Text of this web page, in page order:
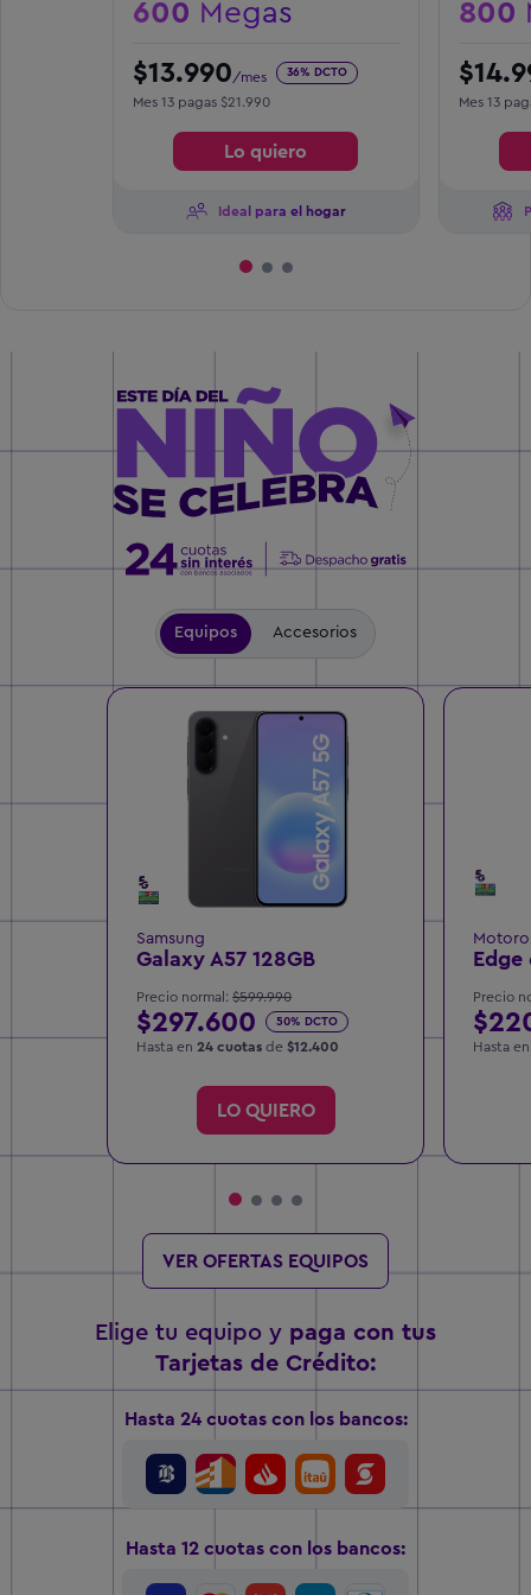
600 Megas
$13.990/mes 36% DCTO
Mes 13 pagas $21.990
Lo quiero
Ideal para el hogar
800
Mes 13
Equipos Accesorios
Samsung
Galaxy A57 128GB
Precio normal:$599.990
$297.600 50% DCTO
Hasta en 24 cuotasde $12.400
LO QUIERO
Edge
Precio
Hasta
VER OFERTAS EQUIPOS
Elige tu equipo y paga con tus
Tarjetasde Crédito:
Hasta 24 cuotas con los bancos:
Hasta 12 cuotas con los bancos: